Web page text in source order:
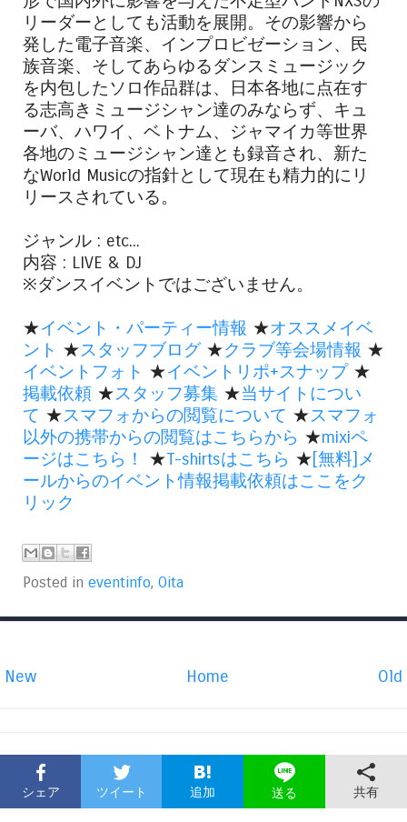
リーダーとしても活動を展開。その影響から
発した電子音楽、インプロビゼーション、民
族音楽、そしてあらゆるダンスミュージック
を内包したソロ作品群は、日本各地に点在す
る志高きミュージシャン達のみならず、キュ
ーバ、ハワイ、ベトナム、ジャマイカ等世界
各地のミュージシャン達とも録音され、新た
なWorld Musicの指針として現在も精力的にリ
リースされている。
ジャンル : etc...
内容 : LIVE & DJ
※ダンスイベントではございません。
★イベント・パーティー情報 ★オススメイベ
ント ★スタッフブログ ★クラブ等会場情報 ★
イベントフォト ★イベントリポ+スナップ★
掲載依頼 ★スタッフ募集 ★当サイトについ
て ★スマフォからの閲覧について ★スマフォ
以外の携帯からの閲覧はこちらから ★mixiペ
ージはこちら！
★T-shirtsはこちら ★[無料]メ
ールからのイベント情報掲載依頼はここをク
リック
Posted in eventinfo, Oita
New Old
Home
シェア ツイート 追加 送る 共有